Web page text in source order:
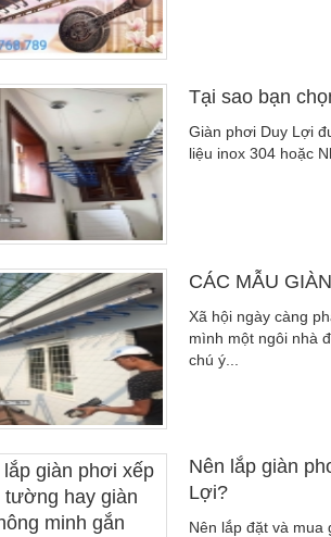
Tại sao bạn
Giàn phơi Duy Lợi
liệu inox 304 hoặc
CÁC MẪU
Xã hội ngày càng
mình một ngôi nhà
chú ý...
Nên lắp giàn
Lợi?
Nên lắp đặt và mua